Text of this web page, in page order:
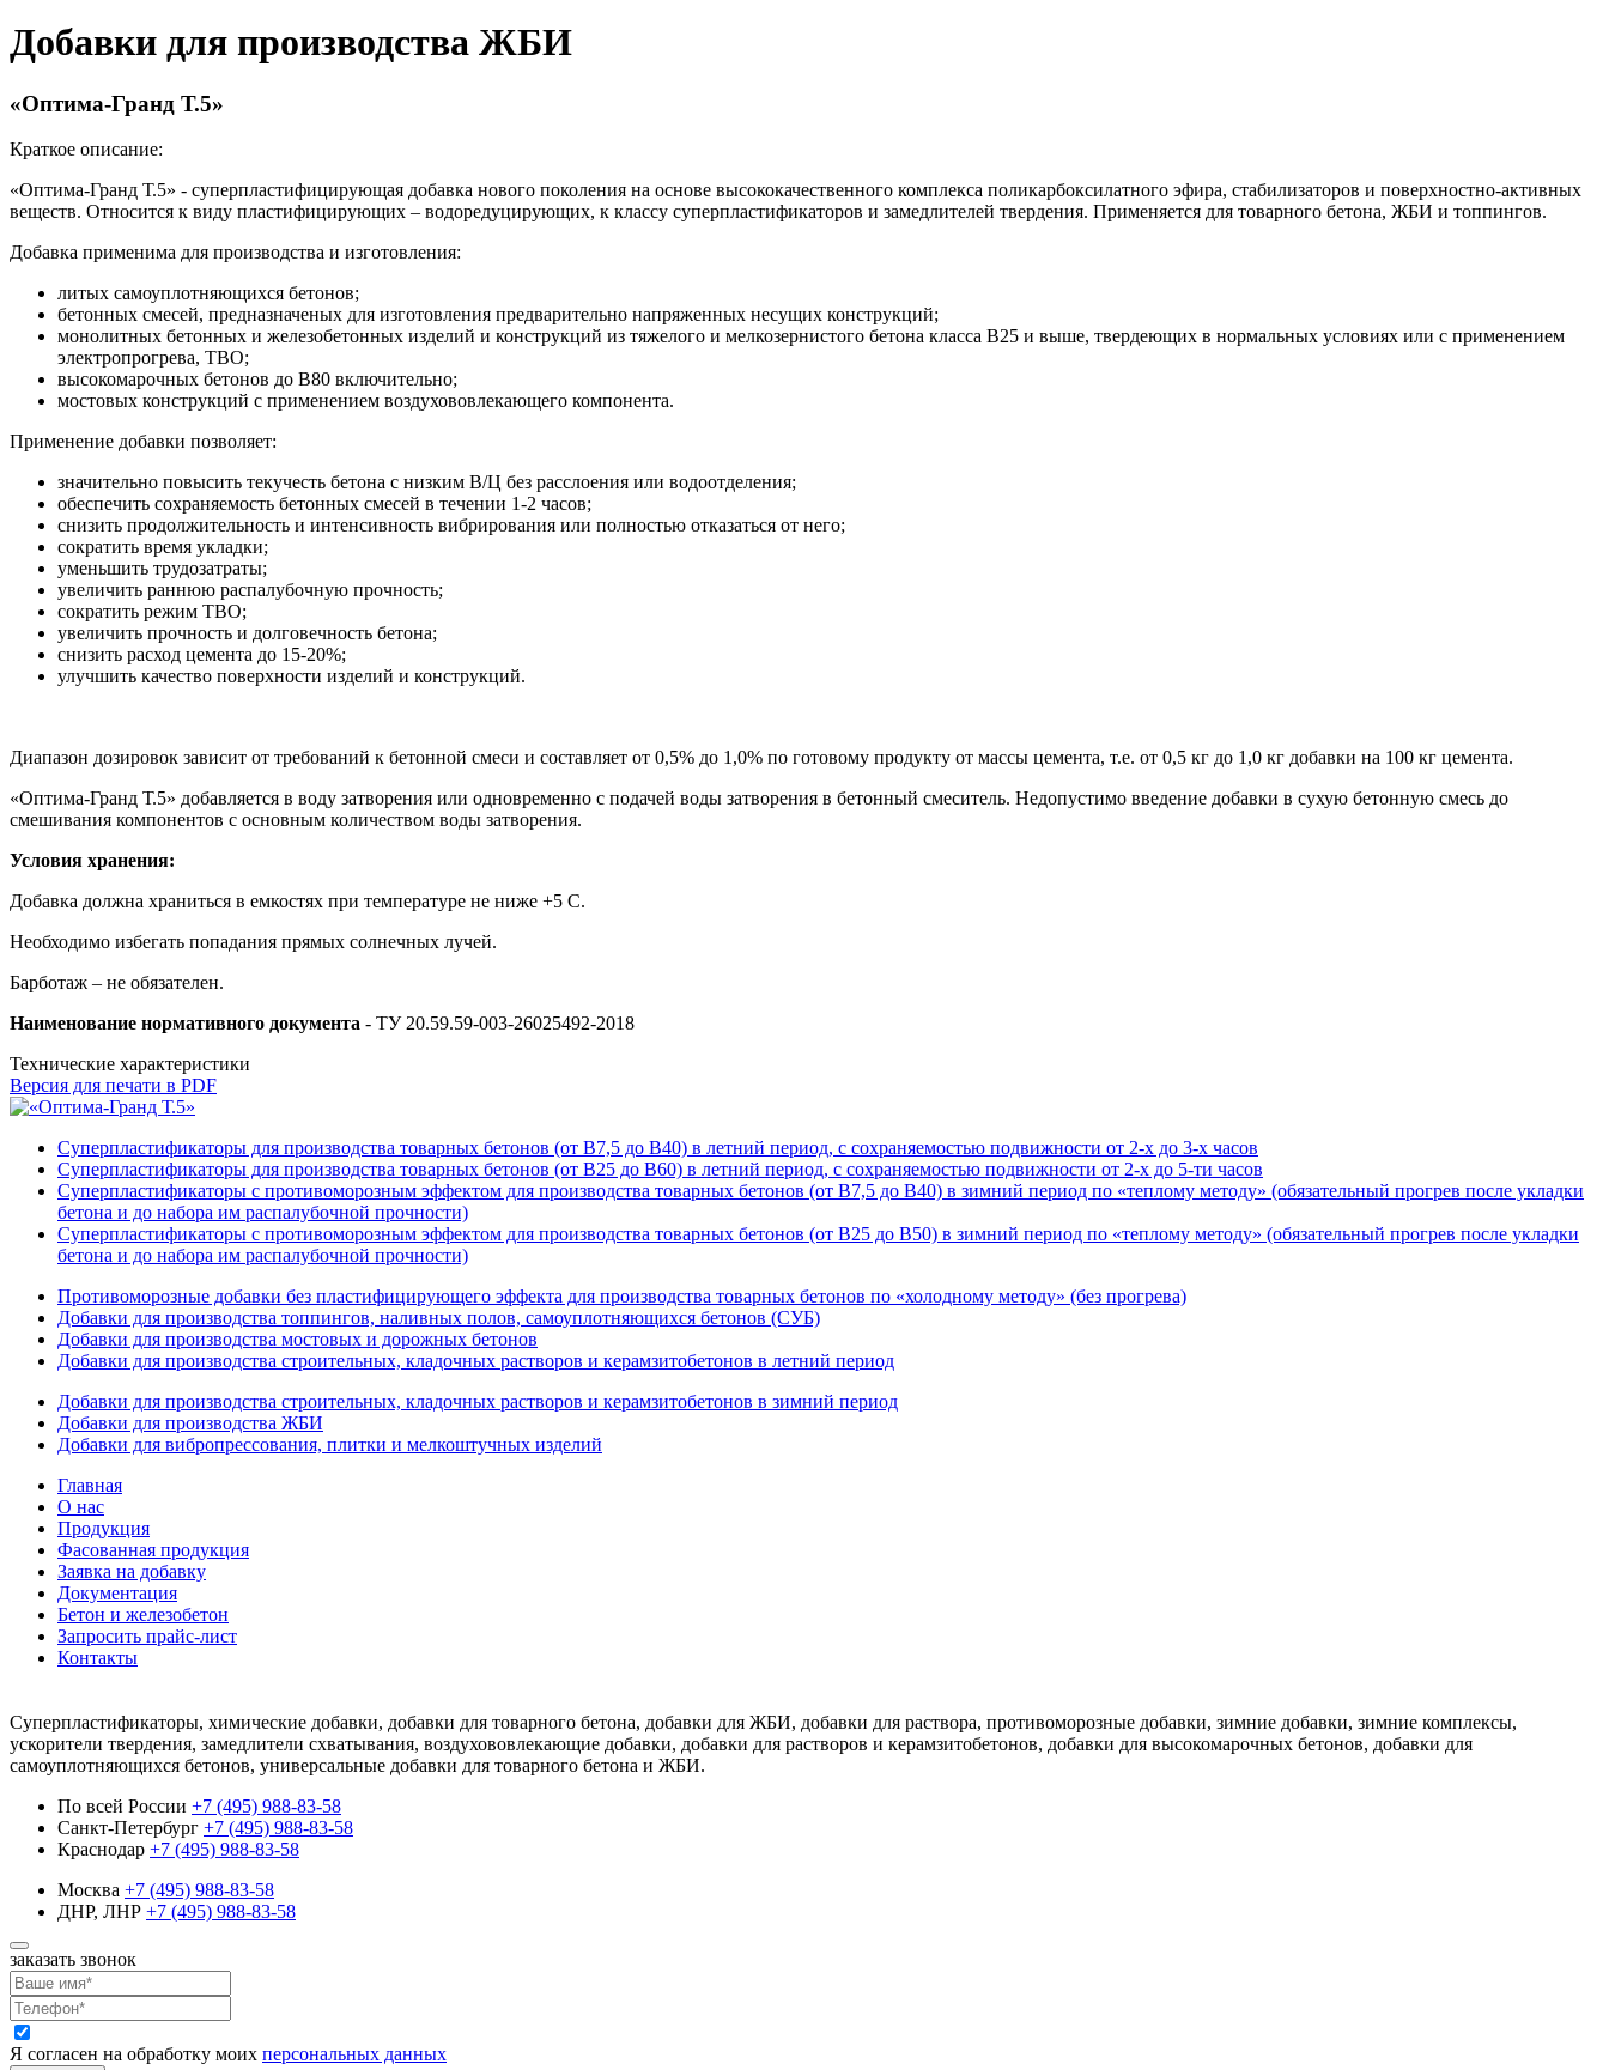
Добавки для производства ЖБИ
«Оптима-Гранд Т.5»
Краткое описание:
«Оптима-Гранд Т.5» - суперпластифицирующая добавка нового поколения на основе высококачественного комплекса поликарбоксилатного эфира, стабилизаторов и поверхностно-активных
веществ. Относится к виду пластифицирующих – водоредуцирующих, к классу суперпластификаторов и замедлителей твердения. Применяется для товарного бетона, ЖБИ и топпингов.
Добавка применима для производства и изготовления:
литых самоуплотняющихся бетонов;
бетонных смесей, предназначеных для изготовления предварительно напряженных несущих конструкций;
монолитных бетонных и железобетонных изделий и конструкций из тяжелого и мелкозернистого бетона класса В25 и выше, твердеющих в нормальных условиях или с применением
электропрогрева, ТВО;
высокомарочных бетонов до В80 включительно;
мостовых конструкций с применением воздухововлекающего компонента.
Применение добавки позволяет:
значительно повысить текучесть бетона с низким В/Ц без расслоения или водоотделения;
обеспечить сохраняемость бетонных смесей в течении 1-2 часов;
снизить продолжительность и интенсивность вибрирования или полностью отказаться от него;
сократить время укладки;
уменьшить трудозатраты;
увеличить раннюю распалубочную прочность;
сократить режим ТВО;
увеличить прочность и долговечность бетона;
снизить расход цемента до 15-20%;
улучшить качество поверхности изделий и конструкций.
Диапазон дозировок зависит от требований к бетонной смеси и составляет от 0,5% до 1,0% по готовому продукту от массы цемента, т.е. от 0,5 кг до 1,0 кг добавки на 100 кг цемента.
«Оптима-Гранд Т.5» добавляется в воду затворения или одновременно с подачей воды затворения в бетонный смеситель. Недопустимо введение добавки в сухую бетонную смесь до
смешивания компонентов с основным количеством воды затворения.
Условия хранения:
Добавка должна храниться в емкостях при температуре не ниже +5 С.
Необходимо избегать попадания прямых солнечных лучей.
Барботаж – не обязателен.
Наименование нормативного документа - ТУ 20.59.59-003-26025492-2018
Технические характеристики
Версия для печати в PDF
Суперпластификаторы для производства товарных бетонов (от В7,5 до В40) в летний период, с сохраняемостью подвижности от 2-х до 3-х часов
Суперпластификаторы для производства товарных бетонов (от В25 до В60) в летний период, с сохраняемостью подвижности от 2-х до 5-ти часов
Суперпластификаторы с противоморозным эффектом для производства товарных бетонов (от В7,5 до В40) в зимний период по «теплому методу» (обязательный прогрев после укладки
бетона и до набора им распалубочной прочности)
Суперпластификаторы с противоморозным эффектом для производства товарных бетонов (от В25 до В50) в зимний период по «теплому методу» (обязательный прогрев после укладки
бетона и до набора им распалубочной прочности)
Противоморозные добавки без пластифицирующего эффекта для производства товарных бетонов по «холодному методу» (без прогрева)
Добавки для производства топпингов, наливных полов, самоуплотняющихся бетонов (СУБ)
Добавки для производства мостовых и дорожных бетонов
Добавки для производства строительных, кладочных растворов и керамзитобетонов в летний период
Добавки для производства строительных, кладочных растворов и керамзитобетонов в зимний период
Добавки для производства ЖБИ
Добавки для вибропрессования, плитки и мелкоштучных изделий
Главная
О нас
Продукция
Фасованная продукция
Заявка на добавку
Документация
Бетон и железобетон
Запросить прайс-лист
Контакты
Суперпластификаторы, химические добавки, добавки для товарного бетона, добавки для ЖБИ, добавки для раствора, противоморозные добавки, зимние добавки, зимние комплексы,
ускорители твердения, замедлители схватывания, воздухововлекающие добавки, добавки для растворов и керамзитобетонов, добавки для высокомарочных бетонов, добавки для
самоуплотняющихся бетонов, универсальные добавки для товарного бетона и ЖБИ.
По всей России +7 (495) 988-83-58
Санкт-Петербург +7 (495) 988-83-58
Краснодар +7 (495) 988-83-58
Москва +7 (495) 988-83-58
ДНР, ЛНР +7 (495) 988-83-58
заказать звонок
Я согласен на обработку моих персональных данных